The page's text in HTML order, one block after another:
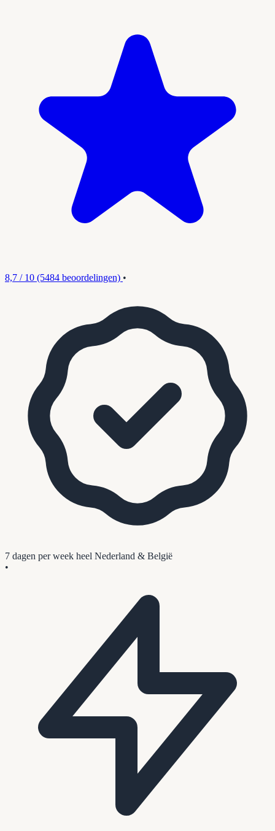
8,7 / 10 (5484 beoordelingen) •
7 dagen per week heel Nederland & België
•